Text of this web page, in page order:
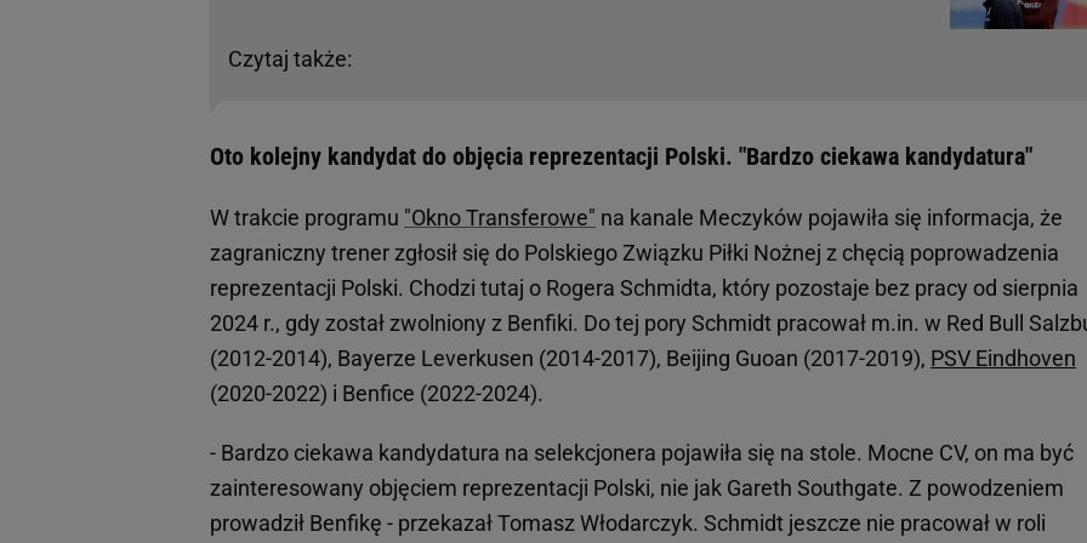
Czytaj także:
Oto kolejny kandydat do objęcia reprezentacji Polski. "Bardzo ciekawa kandydatura"
W trakcie programu "Okno Transferowe" na kanale Meczyków pojawiła się informacja, że
zagraniczny trener zgłosił się do Polskiego Związku Piłki Nożnej z chęcią poprowadzenia
reprezentacji Polski. Chodzi tutaj o Rogera Schmidta, który pozostaje bez pracy od sierpnia
2024 r., gdy został zwolniony z Benfiki. Do tej pory Schmidt pracował m.in. w Red Bull
(2012-2014), Bayerze Leverkusen (2014-2017), Beijing Guoan (2017-2019), PSV Eindhoven
(2020-2022) i Benfice (2022-2024).
- Bardzo ciekawa kandydatura na selekcjonera pojawiła się na stole. Mocne CV, on ma być
zainteresowany objęciem reprezentacji Polski, nie jak Gareth Southgate. Z powodzeniem
prowadził Benfikę - przekazał Tomasz Włodarczyk. Schmidt jeszcze nie pracował w roli